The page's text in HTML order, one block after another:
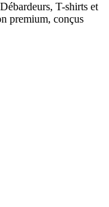
T-shirts et
premium, conçus